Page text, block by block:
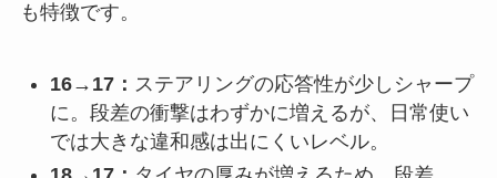
も特徴です。
16→17： ステアリングの応答性が少しシャープ
に。段差の衝撃はわずかに増えるが、日常使い
では大きな違和感は出にくいレベル。